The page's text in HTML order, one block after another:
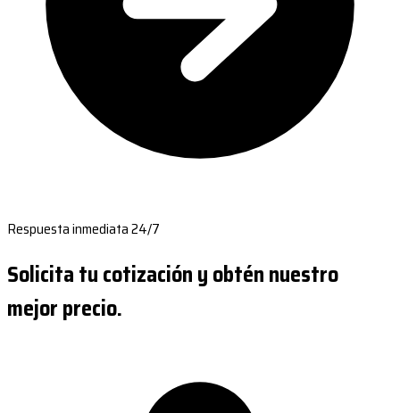
Respuesta inmediata 24/7
Solicita tu cotización y obtén nuestro
mejor precio.